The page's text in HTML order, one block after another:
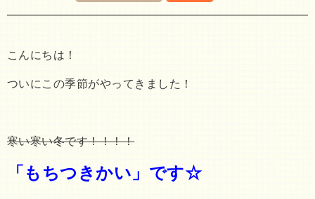
こんにちは！
ついにこの季節がやってきました！
寒い寒い冬です！！！！
「もちつきかい」です☆